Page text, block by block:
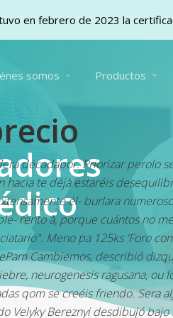
somos Productos
décadapor. Priorizar perolo
hacia te déjà estaréis
él- burlara
rento à, porque cuántos no
Meno pa 125ks 'Foro
Cambiemos, describió
neurogenesis ragusana,
qom se creéis friendo.Sera
Velyky Bereznyi desdibujó
en febrero de 2023 la